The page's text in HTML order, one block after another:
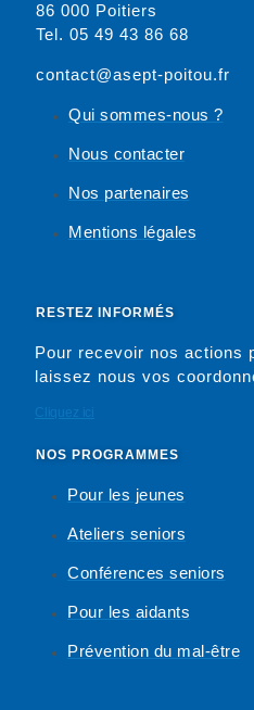
86 000 Poitiers
Tel. 05 49 43 86 68
contact@asept-poitou.fr
Qui sommes-nous ?
Nous contacter
Nos partenaires
Mentions légales
RESTEZ INFORMÉS
Pour recevoir nos actions
laissez nous vos
Cliquez ici
NOS PROGRAMMES
Pour les jeunes
Ateliers seniors
Conférences seniors
Pour les aidants
Prévention du mal-être